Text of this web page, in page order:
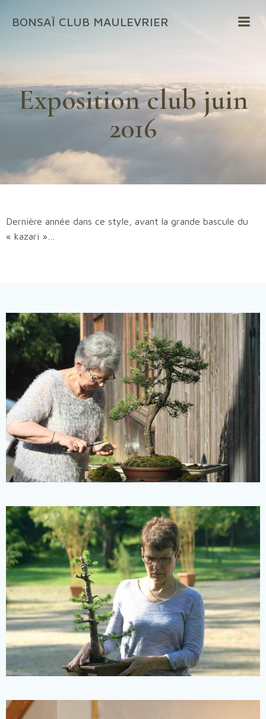
au
BONSAÏ CLUB MAULEVRIER
Exposition club juin
2016
Dernière année dans ce style, avant la grande bascule du
« kazari »…